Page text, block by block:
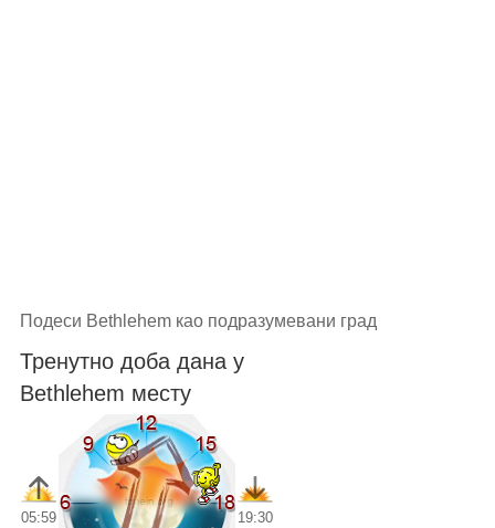
Подеси Bethlehem као подразумевани град
Тренутно доба дана у
Bethlehem месту
05:59 19:30